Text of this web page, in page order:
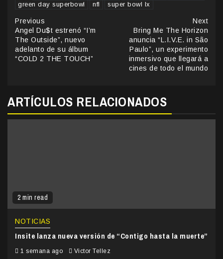
green day superbowl
nfl super bowl lx
Continue
Reading
Previous
Angel Du$t estrenó “I’m
The Outside”, nuevo
adelanto de su álbum
“COLD 2 THE TOUCH”
Next
Bring Me The Horizon
anuncia “L.I.V.E. in São
Paulo”, un experimento
inmersivo que llegará a
cines de todo el mundo
ARTÍCULOS RELACIONADOS
2 min read
NOTICIAS
Insite lanza nueva versión de “Contigo hasta la muerte”
1 semana ago Victor Tellez